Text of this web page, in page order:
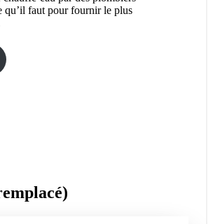
qu’il faut pour fournir le plus